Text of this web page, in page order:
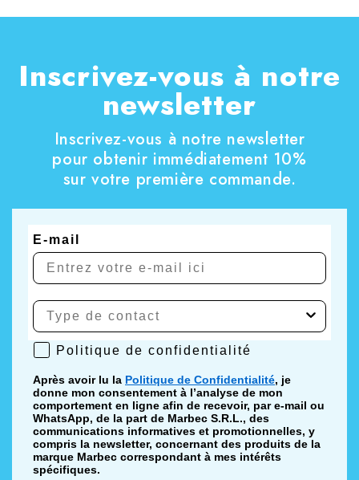
Inscrivez-vous à notre
newsletter
Inscrivez-vous à notre newsletter
pour obtenir immédiatement 10%
sur votre première commande.
E-mail
Politique de confidentialité
Politique de confidentialité
Après avoir lu la Politique de Confidentialité, je
donne mon consentement à l’analyse de mon
comportement en ligne afin de recevoir, par e-mail ou
WhatsApp, de la part de Marbec S.R.L., des
communications informatives et promotionnelles, y
compris la newsletter, concernant des produits de la
marque Marbec correspondant à mes intérêts
spécifiques.